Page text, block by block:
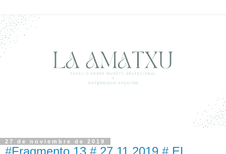
27 de noviembre de 2019
#Fragmento 13 # 27.11.2019 # EL